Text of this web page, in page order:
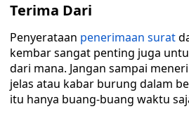
Terima Dari
Penyerataan penerimaan surat
kembar sangat penting juga
dari mana. Jangan sampai
jelas atau kabar burung dalam
itu hanya buang-buang waktu